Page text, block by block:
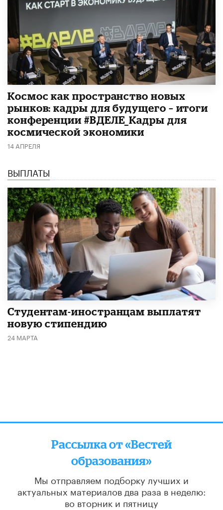
Космос как пространство новых
рынков: кадры для будущего – итоги
конференции #ВДЕЛЕ_Кадры для
космической экономики
14 АПРЕЛЯ
ВЫПЛАТЫ
Студентам-иностранцам выплатят
новую стипендию
24 МАРТА
Рассылка от «Вестей
образования»
Мы отправляем подборку лучших и
актуальных материалов два раза в неделю:
во вторник и пятницу